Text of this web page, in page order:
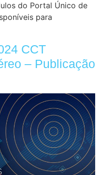
do Portal Único de
para
CCT
– Publicação